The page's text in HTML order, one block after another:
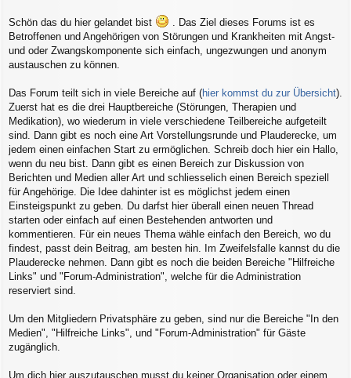
a
g
Schön das du hier gelandet bist
. Das Ziel dieses Forums ist es
Betroffenen und Angehörigen von Störungen und Krankheiten mit Angst-
und oder Zwangskomponente sich einfach, ungezwungen und anonym
austauschen zu können.
Das Forum teilt sich in viele Bereiche auf (hier kommst du zur Übersicht).
Zuerst hat es die drei Hauptbereiche (Störungen, Therapien und
Medikation), wo wiederum in viele verschiedene Teilbereiche aufgeteilt
sind. Dann gibt es noch eine Art Vorstellungsrunde und Plauderecke, um
jedem einen einfachen Start zu ermöglichen. Schreib doch hier ein Hallo,
wenn du neu bist. Dann gibt es einen Bereich zur Diskussion von
Berichten und Medien aller Art und schliesselich einen Bereich speziell
für Angehörige. Die Idee dahinter ist es möglichst jedem einen
Einsteigspunkt zu geben. Du darfst hier überall einen neuen Thread
starten oder einfach auf einen Bestehenden antworten und
kommentieren. Für ein neues Thema wähle einfach den Bereich, wo du
findest, passt dein Beitrag, am besten hin. Im Zweifelsfalle kannst du die
Plauderecke nehmen. Dann gibt es noch die beiden Bereiche "Hilfreiche
Links" und "Forum-Administration", welche für die Administration
reserviert sind.
Um den Mitgliedern Privatsphäre zu geben, sind nur die Bereiche "In den
Medien", "Hilfreiche Links", und "Forum-Administration" für Gäste
zugänglich.
Um dich hier auszutauschen musst du keiner Organisation oder einem